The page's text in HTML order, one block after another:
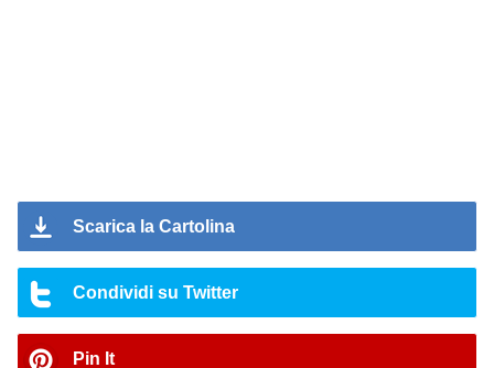
Scarica la Cartolina
Condividi su Twitter
Pin It